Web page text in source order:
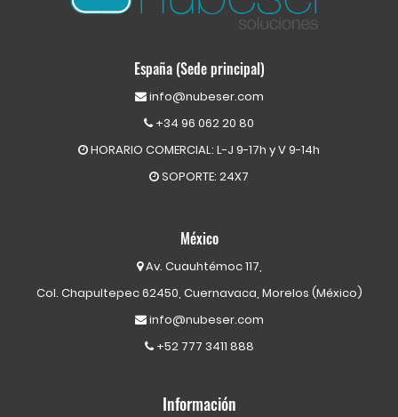
España (Sede principal)
info@nubeser.com
+34 96 062 20 80
HORARIO COMERCIAL: L-J 9-17h y V 9-14h
SOPORTE: 24X7
México
Av. Cuauhtémoc 117,
Col. Chapultepec 62450, Cuernavaca, Morelos (México)
info@nubeser.com
+52 777 3411 888
Información